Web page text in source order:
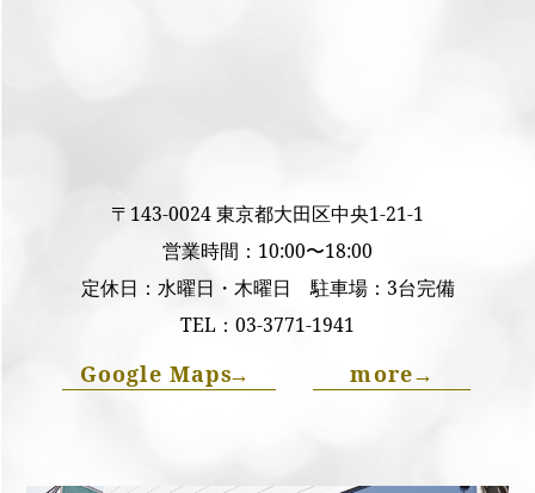
〒143-0024 東京都大田区中央1-21-1
営業時間：10:00〜18:00
定休日：水曜日・木曜日 駐車場：3台完備
TEL： 03-3771-1941
Google Maps→ more→